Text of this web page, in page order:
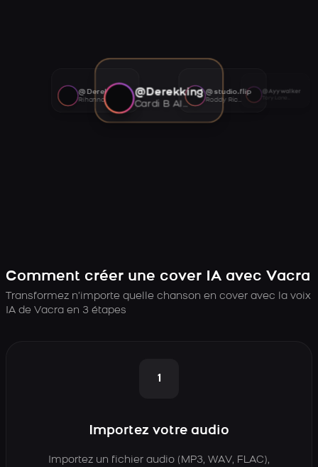
@Derekking
Cardi B AI voice
@studio.flip
Roddy Ricch AI voice
@Ayywalker
@Derekking
Rihanna AI voice
Comment créer une cover IA avec Vacra
Transformez n’importe quelle chanson en cover avec la voix
IA de Vacra en 3 étapes
1
Importez votre audio
Importez un fichier audio (MP3, WAV, FLAC),